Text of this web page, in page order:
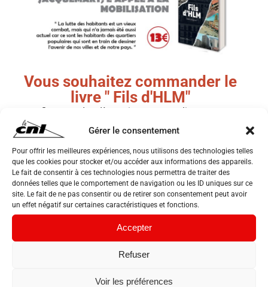
Gérer le consentement
Pour offrir les meilleures expériences, nous utilisons des technologies telles
que les cookies pour stocker et/ou accéder aux informations des appareils.
Le fait de consentir à ces technologies nous permettra de traiter des
données telles que le comportement de navigation ou les ID uniques sur ce
site. Le fait de ne pas consentir ou de retirer son consentement peut avoir
un effet négatif sur certaines caractéristiques et fonctions.
Accepter
Refuser
Voir les préférences
Vous souhaitez commander le
livre " Fils d'HLM"
Commandez dès maintenant en cliquant sur
le bouton ci-dessous, pour télécharger
votre bon de commande.
Télécharger